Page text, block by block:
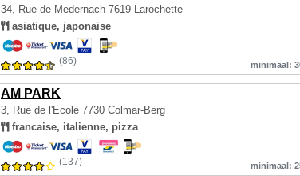
34, Rue de Medernach 7619 Larochette
asiatique, japonaise
(86) minimaal:
AM PARK
3, Rue de l'Ecole 7730 Colmar-Berg
francaise, italienne, pizza
(137) minimaal: